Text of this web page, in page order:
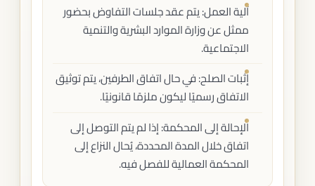
آلية العمل: يتم عقد جلسات التفاوض بحضور
ممثل عن وزارة الموارد البشرية والتنمية
الاجتماعية.
إثبات الصلح: في حال اتفاق الطرفين، يتم توثيق
الاتفاق رسميًا ليكون ملزمًا قانونيًا.
الإحالة إلى المحكمة: إذا لم يتم التوصل إلى
اتفاق خلال المدة المحددة، يُحال النزاع إلى
المحكمة العمالية للفصل فيه.